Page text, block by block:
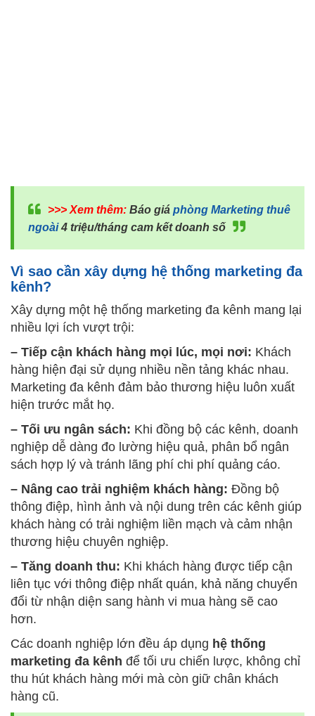
>>> Xem thêm: Báo giá phòng Marketing thuê
ngoài4 triệu/tháng cam kết doanh số
Vì sao cần xây dựng hệ thống marketing đa
kênh?
Xây dựng một hệ thống marketing đa kênh mang lại
nhiều lợi ích vượt trội:
– Tiếp cận khách hàng mọi lúc, mọi nơi: Khách
hàng hiện đại sử dụng nhiều nền tảng khác nhau.
Marketing đa kênh đảm bảo thương hiệu luôn xuất
hiện trước mắt họ.
– Tối ưu ngân sách: Khi đồng bộ các kênh, doanh
nghiệp dễ dàng đo lường hiệu quả, phân bổ ngân
sách hợp lý và tránh lãng phí chi phí quảng cáo.
– Nâng cao trải nghiệm khách hàng: Đồng bộ
thông điệp, hình ảnh và nội dung trên các kênh giúp
khách hàng có trải nghiệm liền mạch và cảm nhận
thương hiệu chuyên nghiệp.
– Tăng doanh thu: Khi khách hàng được tiếp cận
liên tục với thông điệp nhất quán, khả năng chuyển
đổi từ nhận diện sang hành vi mua hàng sẽ cao
hơn.
Các doanh nghiệp lớn đều áp dụng hệ thống
marketing đa kênh để tối ưu chiến lược, không chỉ
thu hút khách hàng mới mà còn giữ chân khách
hàng cũ.